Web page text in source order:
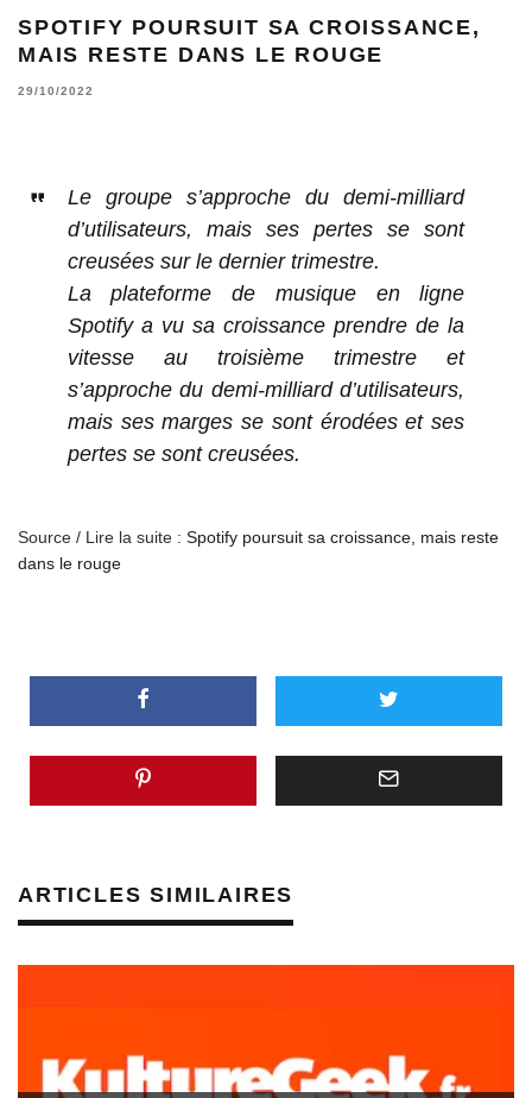
SPOTIFY POURSUIT SA CROISSANCE,
MAIS RESTE DANS LE ROUGE
29/10/2022
Le groupe s’approche du demi-milliard
d’utilisateurs, mais ses pertes se sont
creusées sur le dernier trimestre.
La plateforme de musique en ligne
Spotify a vu sa croissance prendre de la
vitesse au troisième trimestre et
s’approche du demi-milliard d’utilisateurs,
mais ses marges se sont érodées et ses
pertes se sont creusées.
Source / Lire la suite : Spotify poursuit sa croissance, mais reste
dans le rouge
ARTICLES SIMILAIRES